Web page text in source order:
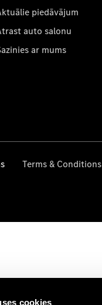
cookies
piedāvājum
auto salonu
ar mums
Terms & Conditions